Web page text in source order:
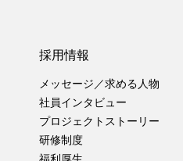
採用情報
メッセージ／求める人物
社員インタビュー
プロジェクトストーリー
研修制度